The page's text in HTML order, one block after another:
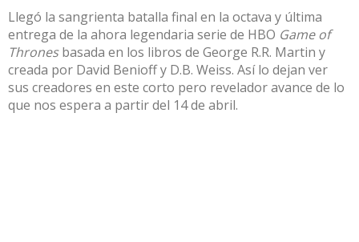
Llegó la sangrienta batalla final en la octava y última
entrega de la ahora legendaria serie de HBO Game of
Thronesbasada en los libros de George R.R. Martin y
creada por David Benioff y D.B. Weiss. Así lo dejan ver
sus creadores en este corto pero revelador avance de lo
que nos espera a partir del 14 de abril.